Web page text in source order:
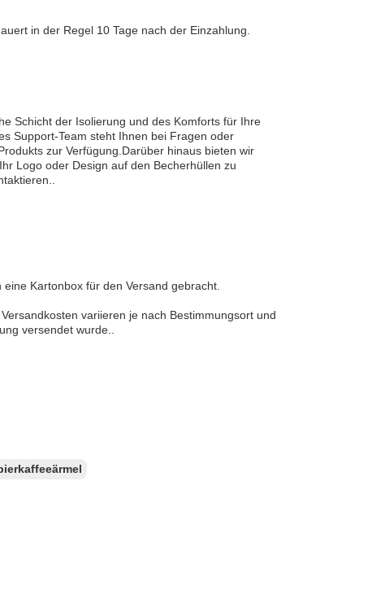
in der Regel 10 Tage nach der Einzahlung.
Schicht der Isolierung und des Komforts für Ihre
Support-Team steht Ihnen bei Fragen oder
zur Verfügung.Darüber hinaus bieten wir
Logo oder Design auf den Becherhüllen zu
Kartonbox für den Versand gebracht.
variieren je nach Bestimmungsort und
versendet wurde..